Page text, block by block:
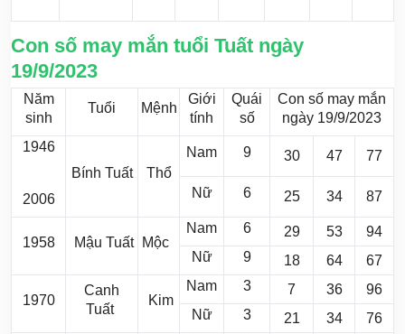
Con số may mắn tuổi Tuất ngày
19/9/2023
Năm
sinh
Tuổi Mệnh
Giới
tính
Quái
số
Con số may mắn
ngày 19/9/2023
1946
2006
Bính Tuất Thổ
Nam 9 30 47 77
Nữ 6 25 34 87
1958 Mậu Tuất Mộc
Nam 6 29 53
94
Nữ
9 18 64 67
1970
Canh
Tuất
Kim
Nam 3 7 36
96
Nữ
3 21 34 76